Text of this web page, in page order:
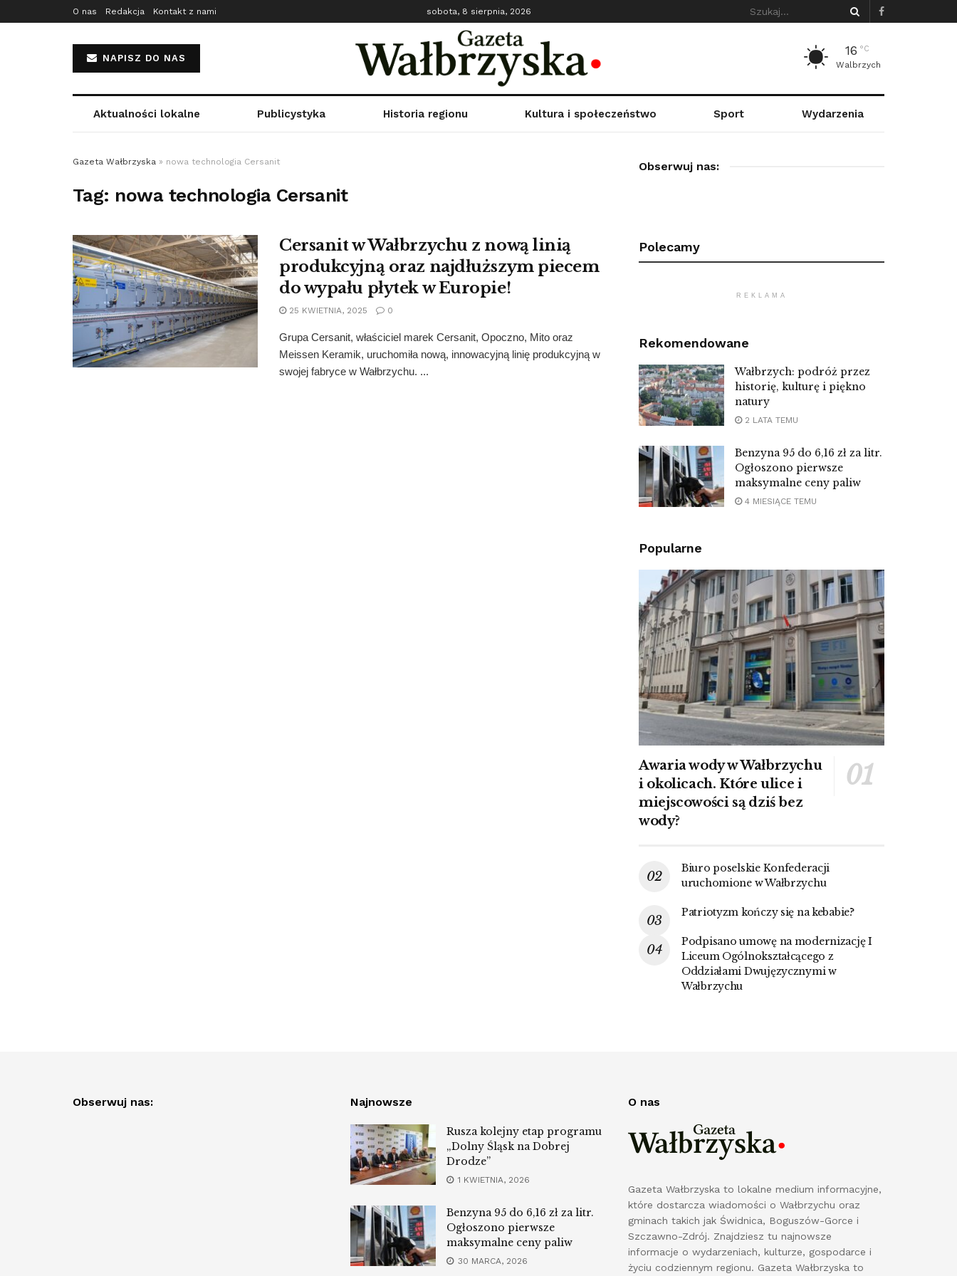
O nas Redakcja Kontakt z nami sobota, 8 sierpnia, 2026
NAPISZ DO NAS
16 °C
Walbrzych
Aktualności lokalne Publicystyka Historia regionu Kultura i społeczeństwo Sport Wydarzenia
Gazeta Wałbrzyska » nowa technologia Cersanit
Tag: nowa technologia Cersanit
Cersanit w Wałbrzychu z nową linią
produkcyjną oraz najdłuższym piecem
do wypału płytek w Europie!
25 KWIETNIA, 2025 0
Grupa Cersanit, właściciel marek Cersanit, Opoczno, Mito oraz
Meissen Keramik, uruchomiła nową, innowacyjną linię produkcyjną w
swojej fabryce w Wałbrzychu. ...
Obserwuj nas:
Polecamy
REKLAMA
Rekomendowane
Wałbrzych: podróż przez
historię, kulturę i piękno
natury
2 LATA TEMU
Benzyna 95 do 6,16 zł za litr.
Ogłoszono pierwsze
maksymalne ceny paliw
4 MIESIĄCE TEMU
Popularne
Awaria wody w Wałbrzychu
i okolicach. Które ulice i
miejscowości są dziś bez
wody?
Biuro poselskie Konfederacji
uruchomione w Wałbrzychu
Patriotyzm kończy się na kebabie?
Podpisano umowę na modernizację I
Liceum Ogólnokształcącego z
Oddziałami Dwujęzycznymi w
Wałbrzychu
Obserwuj nas: Najnowsze
Rusza kolejny etap programu
„Dolny Śląsk na Dobrej
Drodze”
1 KWIETNIA, 2026
Benzyna 95 do 6,16 zł za litr.
Ogłoszono pierwsze
maksymalne ceny paliw
30 MARCA, 2026
O nas
Gazeta Wałbrzyska to lokalne medium informacyjne,
które dostarcza wiadomości o Wałbrzychu oraz
gminach takich jak Świdnica, Boguszów-Gorce i
Szczawno-Zdrój. Znajdziesz tu najnowsze
informacje o wydarzeniach, kulturze, gospodarce i
życiu codziennym regionu. Gazeta Wałbrzyska to